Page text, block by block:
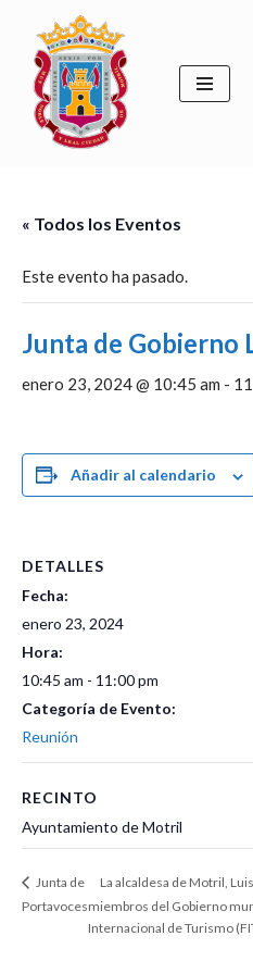
Saltar
contenido
« Todos los Eventos
Este evento ha pasado.
Junta de Gobierno
enero 23, 2024 @ 10:45 am -
Añadir al calendario
DETALLES
Fecha:
enero 23, 2024
Hora:
10:45 am - 11:00 pm
Categoría de Evento:
Reunión
RECINTO
Ayuntamiento de Motril
Junta de
Portavoces
La alcaldesa de Motril,
miembros del Gobierno
Internacional de Turismo